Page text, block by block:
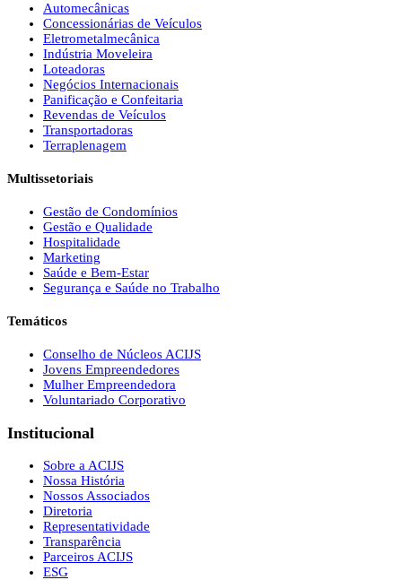
Automecânicas
Concessionárias de Veículos
Eletrometalmecânica
Indústria Moveleira
Loteadoras
Negócios Internacionais
Panificação e Confeitaria
Revendas de Veículos
Transportadoras
Terraplenagem
Multissetoriais
Gestão de Condomínios
Gestão e Qualidade
Hospitalidade
Marketing
Saúde e Bem-Estar
Segurança e Saúde no Trabalho
Temáticos
Conselho de Núcleos ACIJS
Jovens Empreendedores
Mulher Empreendedora
Voluntariado Corporativo
Institucional
Sobre a ACIJS
Nossa História
Nossos Associados
Diretoria
Representatividade
Transparência
Parceiros ACIJS
ESG